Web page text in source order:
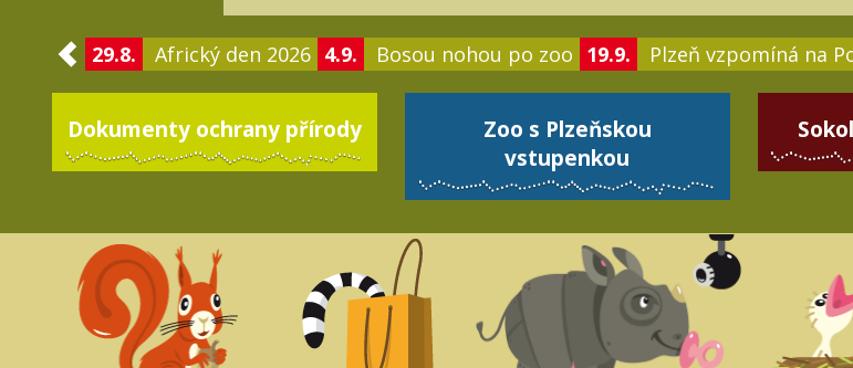
29.8. Africký den 2026 4.9. Bosou nohou po zoo 19.9. Plzeň vzpomíná na
Dokumenty ochrany přírody
Zoo s Plzeňskou
vstupenkou